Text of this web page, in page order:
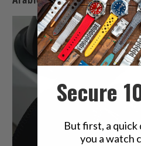
Secure
But first, a quick
you a watch